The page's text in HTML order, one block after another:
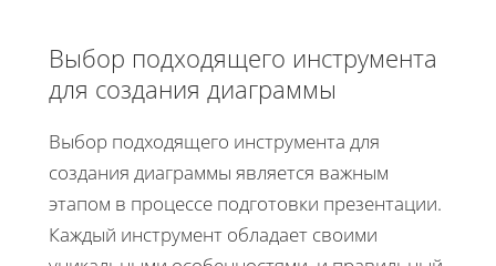
Выбор подходящего инструмента
для создания диаграммы
Выбор подходящего инструмента для
создания диаграммы является важным
этапом в процессе подготовки презентации.
Каждый инструмент обладает своими